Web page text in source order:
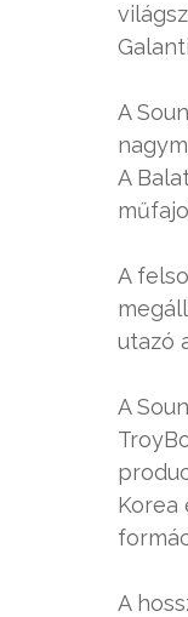
A
A
A
utazó
A
Korea
A